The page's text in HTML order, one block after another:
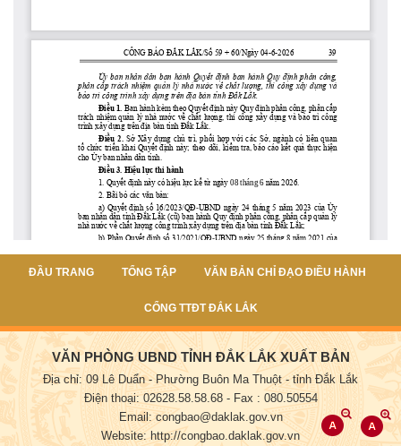
ĐẦU TRANG TỔNG TẬP VĂN BẢN CHỈ ĐẠO ĐIỀU HÀNH
CỔNG TTĐT ĐẮK LẮK
VĂN PHÒNG UBND TỈNH ĐẮK LẮK XUẤT BẢN
Địa chỉ: 09 Lê Duẩn - Phường Buôn Ma Thuột - tỉnh Đắk Lắk
Điện thoại: 02628.58.58.68- Fax : 080.50554
Email: congbao@daklak.gov.vn
Website: http://congbao.daklak.gov.vn